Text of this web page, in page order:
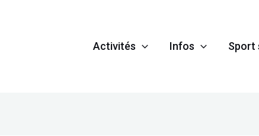
Activités Infos Sport